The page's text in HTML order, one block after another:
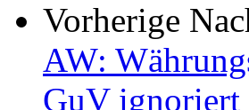
Vorherige
AW:
GuV ignoriert